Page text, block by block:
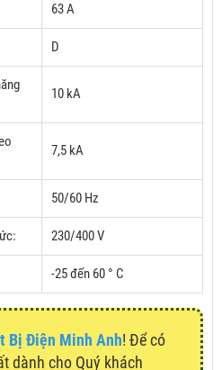
63 A
D
10 kA
7,5 kA
50/60 Hz
230/400 V
-25 đến 60 ° C
Bị Điện Minh Anh! Để có
dành cho Quý khách